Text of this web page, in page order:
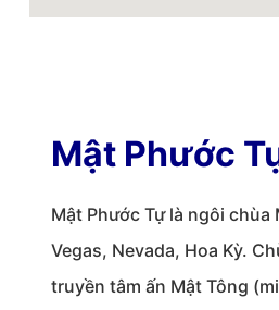
Mật Phước
Mật Phước Tự là ngôi chùa
Vegas, Nevada, Hoa Kỳ.
truyền tâm ấn Mật Tông